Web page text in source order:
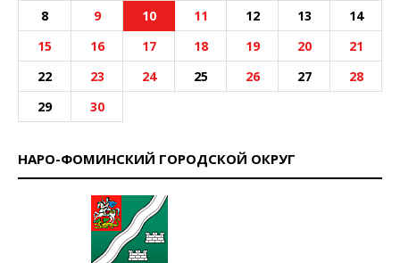
8
9 10 11 12 13
14
15
16 17 18 19 20
21
22
23 24 25 26 27
28
29
30
НАРО-ФОМИНСКИЙ ГОРОДСКОЙ ОКРУГ